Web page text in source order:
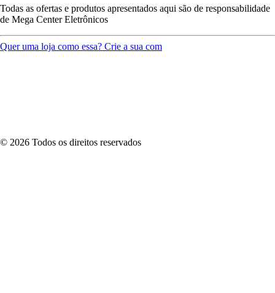
Todas as ofertas e produtos apresentados aqui são de responsabilidade
de Mega Center Eletrônicos
Quer uma loja como essa? Crie a sua com
© 2026 Todos os direitos reservados